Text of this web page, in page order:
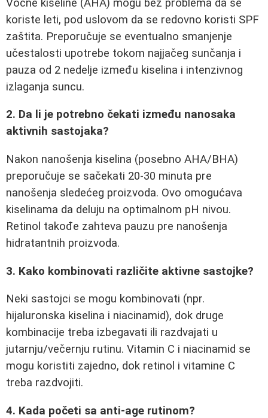
Voćne kiseline (AHA) mogu bez problema da se
koriste leti, pod uslovom da se redovno koristi SPF
zaštita. Preporučuje se eventualno smanjenje
učestalosti upotrebe tokom najjačeg sunčanja i
pauza od 2 nedelje između kiselina i intenzivnog
izlaganja suncu.
2. Da li je potrebno čekati između nanosaka
aktivnih sastojaka?
Nakon nanošenja kiselina (posebno AHA/BHA)
preporučuje se sačekati 20-30 minuta pre
nanošenja sledećeg proizvoda. Ovo omogućava
kiselinama da deluju na optimalnom pH nivou.
Retinol takođe zahteva pauzu pre nanošenja
hidratantnih proizvoda.
3. Kako kombinovati različite aktivne sastojke?
Neki sastojci se mogu kombinovati (npr.
hijaluronska kiselina i niacinamid), dok druge
kombinacije treba izbegavati ili razdvajati u
jutarnju/večernju rutinu. Vitamin C i niacinamid se
mogu koristiti zajedno, dok retinol i vitamine C
treba razdvojiti.
4. Kada početi sa anti-age rutinom?